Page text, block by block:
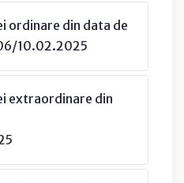
ordinare din data de
10.02.2025
extraordinare din